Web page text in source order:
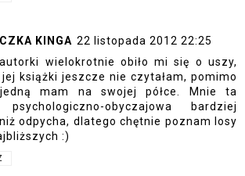
KINGA 22 listopada 2012 22:25
wielokrotnie obiło mi się o uszy,
książki jeszcze nie czytałam, pomimo
mam na swojej półce. Mnie ta
obyczajowa bardziej
odpycha, dlatego chętnie poznam losy
:)